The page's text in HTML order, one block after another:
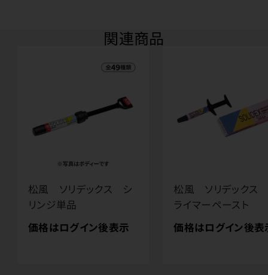
関連商品
松風 ソリデックス シ
リンジ単品
価格はログイン後表示
松風 ソリデックス
ライマーペースト
価格はログイン後表